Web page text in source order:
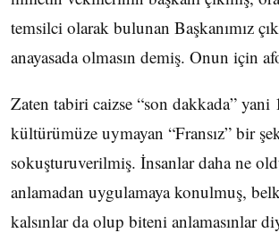
temsilci olarak bulunan Başkanımız
anayasada olmasın demiş. Onun için
Zaten tabiri caizse “son dakkada” yani
kültürümüze uymayan “Fransız” bir
sokuşturuverilmiş. İnsanlar daha ne
anlamadan uygulamaya konulmuş,
kalsınlar da olup biteni anlamasınlar